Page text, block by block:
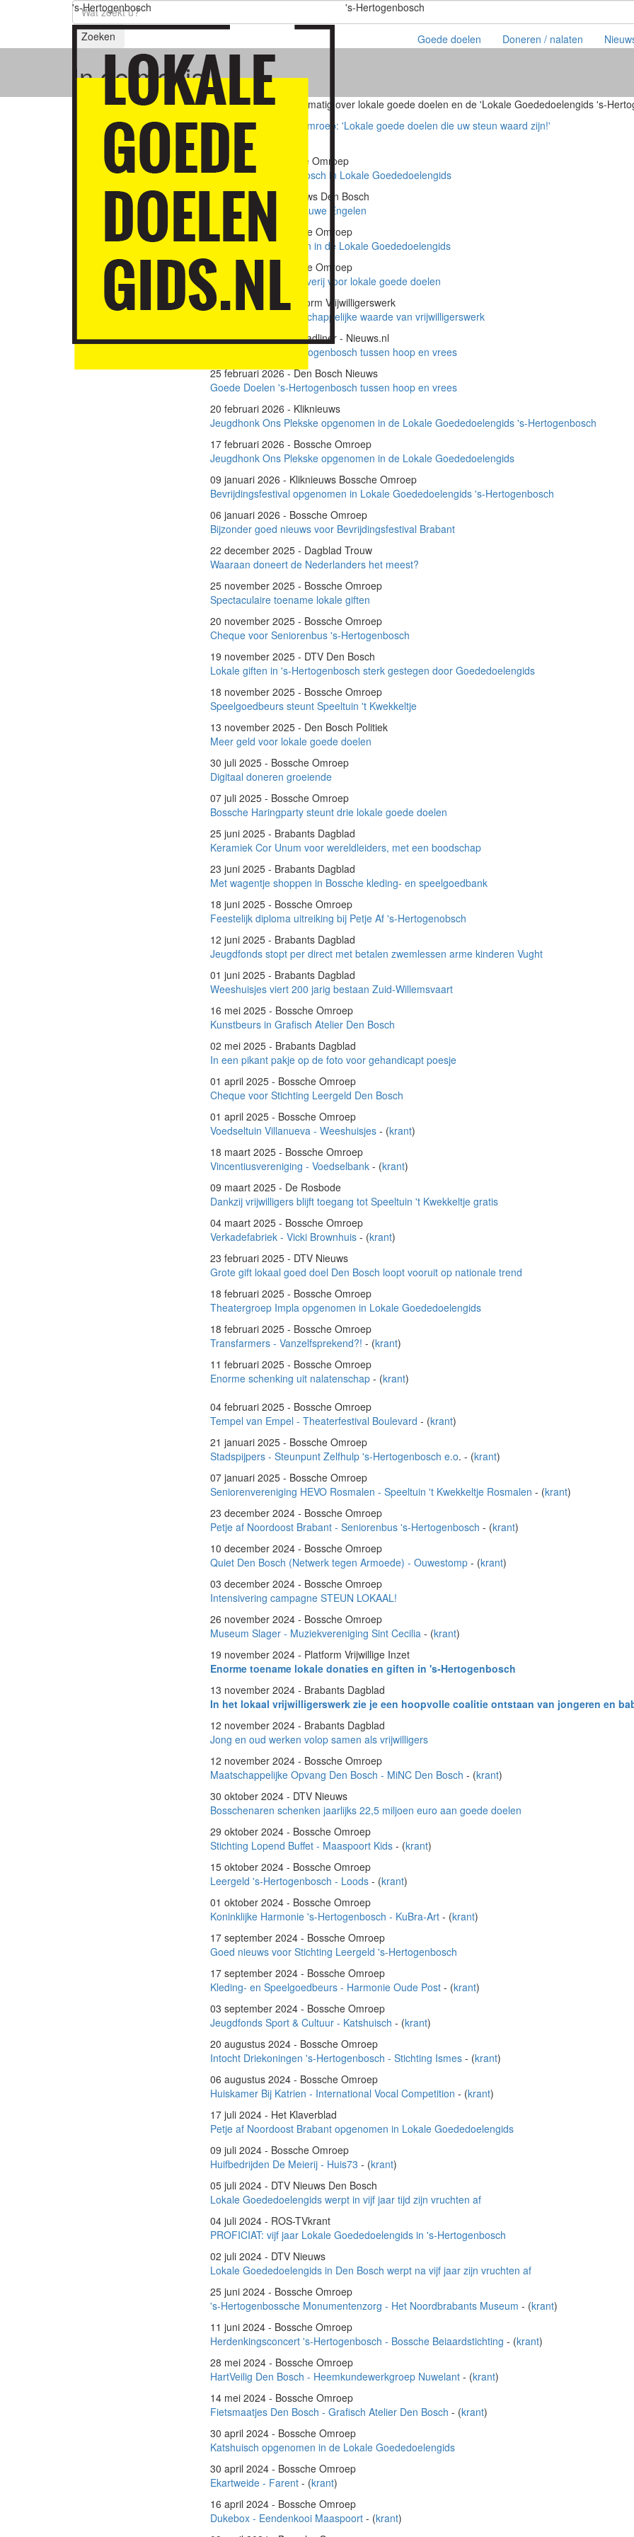
's-Hertogenbosch 's-Hertogenbosch
Goede doelen Doneren / nalaten
Zoeken
In de media
Media berichten regelmatig over lokale goede doelen en de 'Lokale Goededoelengids 's-
Rubriek in Bossche Omroep: 'Lokale goede doelen die uw steun waard zijn!'
21 juli 2026 - Bossche Omroep
Gastvrij 's-Hertogenbosch in Lokale Goededoelengids
15 juli 2026 - Kliknieuws Den Bosch
Goed nieuws voor Blauwe Engelen
02 juni 2026 - Bossche Omroep
Dierenwei opgenomen in de Lokale Goededoelengids
01 juni 2026 - Bossche Omroep
Rosmalense wijnproeverij voor lokale goede doelen
27 maart 2026 - Platform Vrijwilligerswerk
politieke en maatschappelijke waarde van vrijwilligerswerk
25 februari 2026 - Headliner - Nieuws.nl
Goede Doelen 's-Hertogenbosch tussen hoop en vrees
25 februari 2026 - Den Bosch Nieuws
Goede Doelen 's-Hertogenbosch tussen hoop en vrees
20 februari 2026 - Kliknieuws
Jeugdhonk Ons Plekske opgenomen in de Lokale Goededoelengids 's-Hertogenbosch
17 februari 2026 - Bossche Omroep
Jeugdhonk Ons Plekske opgenomen in de Lokale Goededoelengids
09 januari 2026 - Kliknieuws Bossche Omroep
Bevrijdingsfestival opgenomen in Lokale Goededoelengids 's-Hertogenbosch
06 januari 2026 - Bossche Omroep
Bijzonder goed nieuws voor Bevrijdingsfestival Brabant
22 december 2025 - Dagblad Trouw
Waaraan doneert de Nederlanders het meest?
25 november 2025 - Bossche Omroep
Spectaculaire toename lokale giften
20 november 2025 - Bossche Omroep
Cheque voor Seniorenbus 's-Hertogenbosch
19 november 2025 - DTV Den Bosch
Lokale giften in 's-Hertogenbosch sterk gestegen door Goededoelengids
18 november 2025 - Bossche Omroep
Speelgoedbeurs steunt Speeltuin 't Kwekkeltje
13 november 2025 - Den Bosch Politiek
Meer geld voor lokale goede doelen
30 juli 2025 - Bossche Omroep
Digitaal doneren groeiende
07 juli 2025 - Bossche Omroep
Bossche Haringparty steunt drie lokale goede doelen
25 juni 2025 - Brabants Dagblad
Keramiek Cor Unum voor wereldleiders, met een boodschap
23 juni 2025 - Brabants Dagblad
Met wagentje shoppen in Bossche kleding- en speelgoedbank
18 juni 2025 - Bossche Omroep
Feestelijk diploma uitreiking bij Petje Af 's-Hertogenobsch
12 juni 2025 - Brabants Dagblad
Jeugdfonds stopt per direct met betalen zwemlessen arme kinderen Vught
01 juni 2025 - Brabants Dagblad
Weeshuisjes viert 200 jarig bestaan Zuid-Willemsvaart
16 mei 2025 - Bossche Omroep
Kunstbeurs in Grafisch Atelier Den Bosch
02 mei 2025 - Brabants Dagblad
In een pikant pakje op de foto voor gehandicapt poesje
01 april 2025 - Bossche Omroep
Cheque voor Stichting Leergeld Den Bosch
01 april 2025 - Bossche Omroep
Voedseltuin Villanueva - Weeshuisjes - (krant)
18 maart 2025 - Bossche Omroep
Vincentiusvereniging - Voedselbank - (krant)
09 maart 2025 - De Rosbode
Dankzij vrijwilligers blijft toegang tot Speeltuin 't Kwekkeltje gratis
04 maart 2025 - Bossche Omroep
Verkadefabriek - Vicki Brownhuis - (krant)
23 februari 2025 - DTV Nieuws
Grote gift lokaal goed doel Den Bosch loopt vooruit op nationale trend
18 februari 2025 - Bossche Omroep
Theatergroep Impla opgenomen in Lokale Goededoelengids
18 februari 2025 - Bossche Omroep
Transfarmers - Vanzelfsprekend?! - (krant)
11 februari 2025 - Bossche Omroep
Enorme schenking uit nalatenschap - (krant)
04 februari 2025 - Bossche Omroep
Tempel van Empel - Theaterfestival Boulevard - (krant)
21 januari 2025 - Bossche Omroep
Stadspijpers - Steunpunt Zelfhulp 's-Hertogenbosch e.o. - (krant)
07 januari 2025 - Bossche Omroep
Seniorenvereniging HEVO Rosmalen - Speeltuin 't Kwekkeltje Rosmalen - (krant)
23 december 2024 - Bossche Omroep
Petje af Noordoost Brabant - Seniorenbus 's-Hertogenbosch - (krant)
10 december 2024 - Bossche Omroep
Quiet Den Bosch (Netwerk tegen Armoede) - Ouwestomp - (krant)
03 december 2024 - Bossche Omroep
Intensivering campagne STEUN LOKAAL!
26 november 2024 - Bossche Omroep
Museum Slager - Muziekvereniging Sint Cecilia - (krant)
19 november 2024 - Platform Vrijwillige Inzet
Enorme toename lokale donaties en giften in 's-Hertogenbosch
13 november 2024 - Brabants Dagblad
In het lokaal vrijwilligerswerk zie je een hoopvolle coalitie ontstaan van jongeren en
12 november 2024 - Brabants Dagblad
Jong en oud werken volop samen als vrijwilligers
12 november 2024 - Bossche Omroep
Maatschappelijke Opvang Den Bosch - MiNC Den Bosch - (krant)
30 oktober 2024 - DTV Nieuws
Bosschenaren schenken jaarlijks 22,5 miljoen euro aan goede doelen
29 oktober 2024 - Bossche Omroep
Stichting Lopend Buffet - Maaspoort Kids - (krant)
15 oktober 2024 - Bossche Omroep
Leergeld 's-Hertogenbosch - Loods - (krant)
01 oktober 2024 - Bossche Omroep
Koninklijke Harmonie 's-Hertogenbosch - KuBra-Art - (krant)
17 september 2024 - Bossche Omroep
Goed nieuws voor Stichting Leergeld 's-Hertogenbosch
17 september 2024 - Bossche Omroep
Kleding- en Speelgoedbeurs - Harmonie Oude Post - (krant)
03 september 2024 - Bossche Omroep
Jeugdfonds Sport & Cultuur - Katshuisch - (krant)
20 augustus 2024 - Bossche Omroep
Intocht Driekoningen 's-Hertogenbosch - Stichting Ismes - (krant)
06 augustus 2024 - Bossche Omroep
Huiskamer Bij Katrien - International Vocal Competition - (krant)
17 juli 2024 - Het Klaverblad
Petje af Noordoost Brabant opgenomen in Lokale Goededoelengids
09 juli 2024 - Bossche Omroep
Huifbedrijden De Meierij - Huis73 - (krant)
05 juli 2024 - DTV Nieuws Den Bosch
Lokale Goededoelengids werpt in vijf jaar tijd zijn vruchten af
04 juli 2024 - ROS-TVkrant
PROFICIAT: vijf jaar Lokale Goededoelengids in 's-Hertogenbosch
02 juli 2024 - DTV Nieuws
Lokale Goededoelengids in Den Bosch werpt na vijf jaar zijn vruchten af
25 juni 2024 - Bossche Omroep
's-Hertogenbossche Monumentenzorg - Het Noordbrabants Museum - (krant)
11 juni 2024 - Bossche Omroep
Herdenkingsconcert 's-Hertogenbosch - Bossche Beiaardstichting - (krant)
28 mei 2024 - Bossche Omroep
HartVeilig Den Bosch - Heemkundewerkgroep Nuwelant - (krant)
14 mei 2024 - Bossche Omroep
Fietsmaatjes Den Bosch - Grafisch Atelier Den Bosch - (krant)
30 april 2024 - Bossche Omroep
Katshuisch opgenomen in de Lokale Goededoelengids
30 april 2024 - Bossche Omroep
Ekartweide - Farent - (krant)
16 april 2024 - Bossche Omroep
Dukebox - Eendenkooi Maaspoort - (krant)